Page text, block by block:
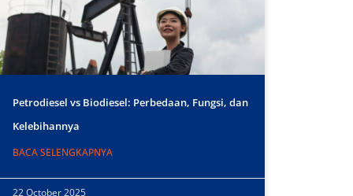
Petrodiesel vs Biodiesel: Perbedaan, Fungsi, dan
Kelebihannya
BACA SELENGKAPNYA
22 October 2025